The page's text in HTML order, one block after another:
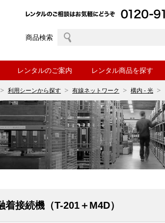
商品検索
レンタルのご案内 レンタル商品を探す
利用シーンから探す 有線ネットワーク 構内 - 光
着接続機（T-201＋M4D）